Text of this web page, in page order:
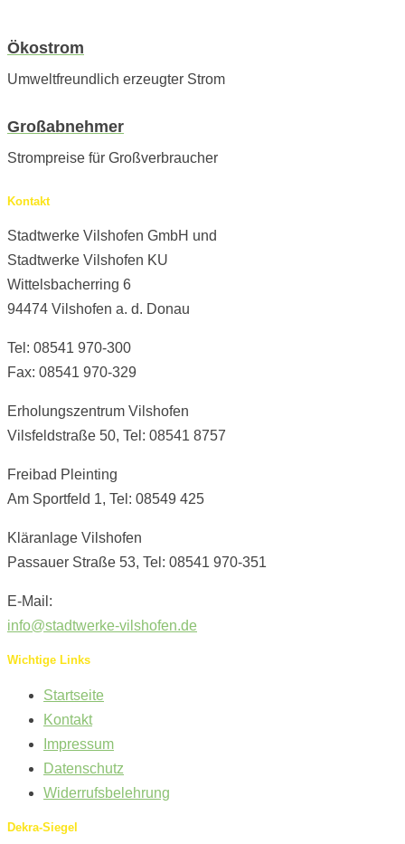
Ökostrom
Umweltfreundlich erzeugter Strom
Großabnehmer
Strompreise für Großverbraucher
Kontakt
Stadtwerke Vilshofen GmbH und
Stadtwerke Vilshofen KU
Wittelsbacherring 6
94474 Vilshofen a. d. Donau
Tel: 08541 970-300
Fax: 08541 970-329
Erholungszentrum Vilshofen
Vilsfeldstraße 50, Tel: 08541 8757
Freibad Pleinting
Am Sportfeld 1, Tel: 08549 425
Kläranlage Vilshofen
Passauer Straße 53, Tel: 08541 970-351
E-Mail:
info@stadtwerke-vilshofen.de
Wichtige Links
Startseite
Kontakt
Impressum
Datenschutz
Widerrufsbelehrung
Dekra-Siegel